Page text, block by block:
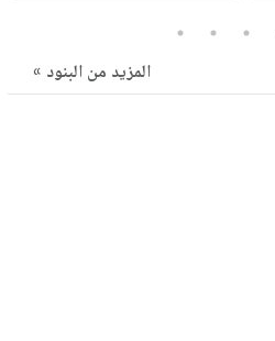
3
4
5
المزيد من البنود »